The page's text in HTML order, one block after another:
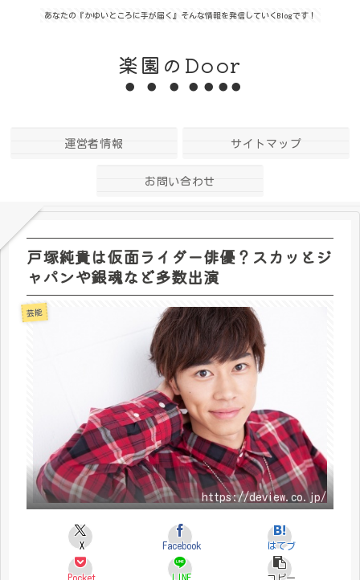
あなたの『かゆいところに手が届く』そんな情報を発信していくBlogです！
楽園のDoor
運営者情報 サイトマップ
お問い合わせ
戸塚純貴は仮面ライダー俳優？スカッとジ
ャパンや銀魂など多数出演
芸能
https://deview.co.jp/
X Facebook はてブ
Pocket LINE コピー